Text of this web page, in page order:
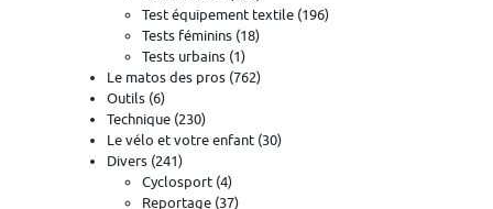
Test équipement textile (196)
Tests féminins (18)
Tests urbains (1)
Le matos des pros (762)
Outils (6)
Technique (230)
Le vélo et votre enfant (30)
Divers (241)
Cyclosport (4)
Reportage (37)